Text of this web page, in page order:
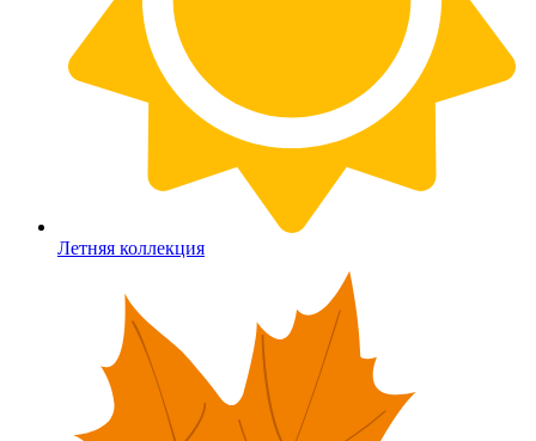
Летняя коллекция